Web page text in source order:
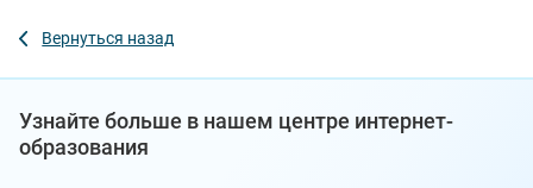
Вернуться назад
Узнайте больше в нашем центре интернет-
образования